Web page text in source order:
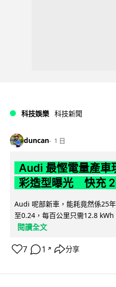
科技娛樂 科技新聞
duncan 1 日
Audi 最慳電量產
彩造型曝光 快充
Audi 呢部新車，能耗竟然係25
至0.24，每百公里只需12.8
閱讀全文
7 1 ↗ 分享